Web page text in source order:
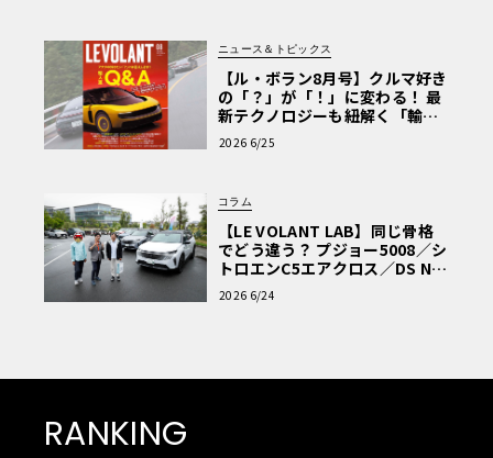
ニュース＆トピックス
【ル・ボラン8月号】クルマ好き
の「？」が「！」に変わる！ 最
新テクノロジーも紐解く「輸入
車Q&A」
2026 6/25
コラム
【LE VOLANT LAB】同じ骨格
でどう違う？ プジョー5008／シ
トロエンC5エアクロス／DS Nº4
読者一気乗りレポート
2026 6/24
RANKING